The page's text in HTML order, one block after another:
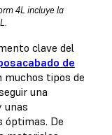
4L incluye la
clave del
de
muchos tipos de
una
unas
óptimas. De